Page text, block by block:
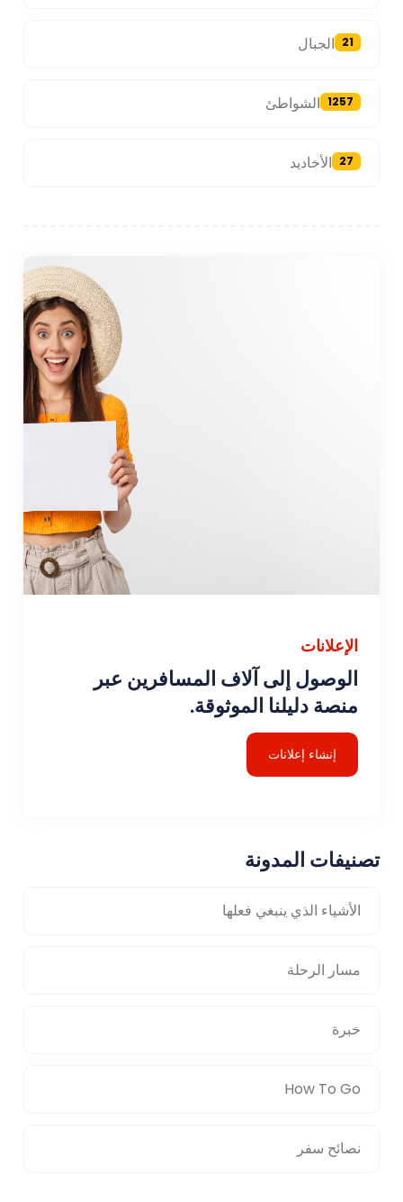
الجبال 21
الشواطئ 1257
الأخاديد 27
الإعلانات
الوصول إلى آلاف المسافرين عبر
منصة دليلنا الموثوقة.
إنشاء إعلانات
تصنيفات المدونة
الأشياء الذي ينبغي فعلها
مسار الرحلة
خبرة
How To Go
نصائح سفر